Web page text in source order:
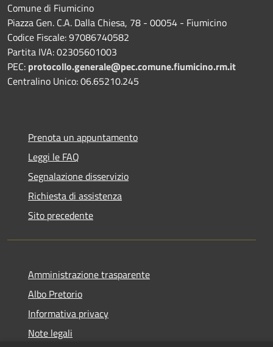
Comune di Fiumicino
Piazza Gen. C.A. Dalla Chiesa, 78 - 00054 - Fiumicino
Codice Fiscale: 97086740582
Partita IVA: 02305601003
PEC: protocollo.generale@pec.comune.fiumicino.rm.it
Centralino Unico: 06.65210.245
Prenota un appuntamento
Leggi le FAQ
Segnalazione disservizio
Richiesta di assistenza
Sito precedente
Amministrazione trasparente
Albo Pretorio
Informativa privacy
Note legali